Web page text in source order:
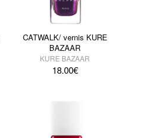
CATWALK/ vernis KURE
BAZAAR
KURE BAZAAR
18.00€